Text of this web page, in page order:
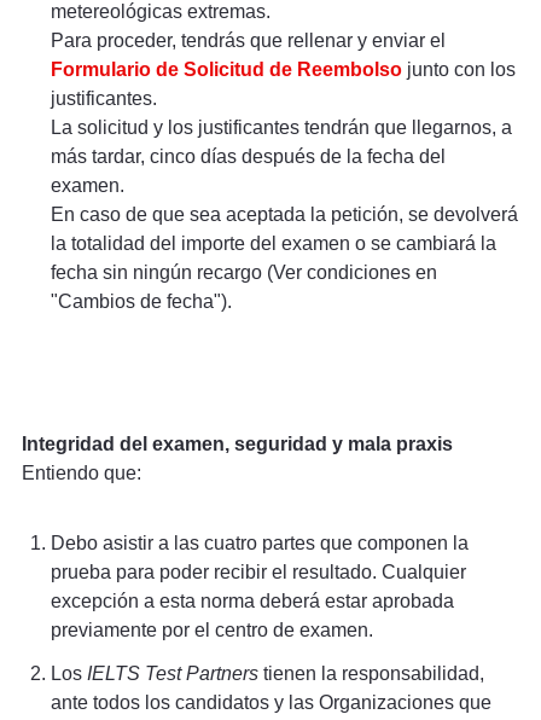
metereológicas extremas.
Para proceder, tendrás que rellenar y enviar el
Formulario de Solicitud de Reembolso junto con los
justificantes.
La solicitud y los justificantes tendrán que llegarnos, a
más tardar, cinco días después de la fecha del
examen.
En caso de que sea aceptada la petición, se devolverá
la totalidad del importe del examen o se cambiará la
fecha sin ningún recargo (Ver condiciones en
"Cambios de fecha").
Integridad del examen, seguridad y mala praxis
Entiendo que:
Debo asistir a las cuatro partes que componen la
prueba para poder recibir el resultado. Cualquier
excepción a esta norma deberá estar aprobada
previamente por el centro de examen.
Los IELTS Test Partners tienen la responsabilidad,
ante todos los candidatos y las Organizaciones que